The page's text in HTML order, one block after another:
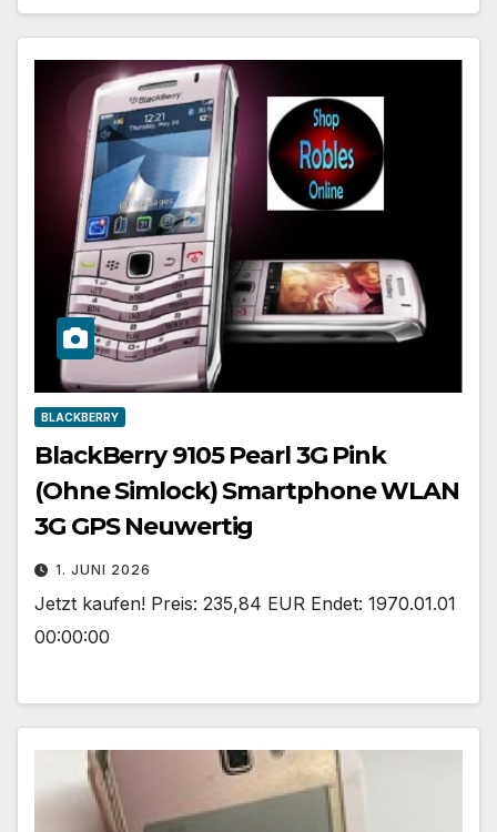
BLACKBERRY
BlackBerry 9105 Pearl 3G Pink
(Ohne Simlock) Smartphone WLAN
3G GPS Neuwertig
1. JUNI 2026
Jetzt kaufen! Preis: 235,84 EUR Endet: 1970.01.01
00:00:00